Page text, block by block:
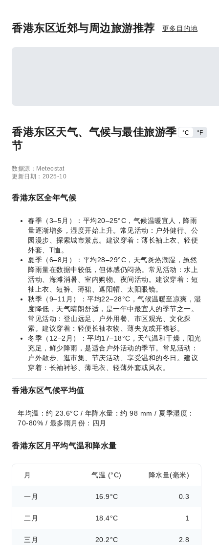
香港东区近郊与周边旅游推荐 更多目的地
香港东区天气、气候与最佳旅游季
节
°C °F
数据源：Meteostat
更新日期：2025-10
香港东区全年气候
春季（3–5月）：平均20–25°C，气候温暖宜人，降雨
量逐渐增多，湿度开始上升。常见活动：户外健行、公
园漫步、探索城市景点。建议穿着：薄长袖上衣、轻便
外套、T恤。
夏季（6–8月）：平均28–29°C，天气炎热潮湿，虽然
降雨量在数据中较低，但体感仍闷热。常见活动：水上
活动、海滩消暑、室内购物、夜间活动。建议穿着：短
袖上衣、短裤、薄裙、遮阳帽、太阳眼镜。
秋季（9–11月）：平均22–28°C，气候温暖至凉爽，湿
度降低，天气晴朗舒适，是一年中最宜人的季节之一。
常见活动：登山远足、户外用餐、市区观光、文化探
索。建议穿着：轻便长袖衣物、薄夹克或开襟衫。
冬季（12–2月）：平均17–18°C，天气温和干燥，阳光
充足，鲜少降雨，是适合户外活动的季节。常见活动：
户外散步、逛市集、节庆活动、享受温和的冬日。建议
穿着：长袖衬衫、薄毛衣、轻薄外套或风衣。
香港东区气候平均值
年均温：约 23.6°C / 年降水量：约 98 mm / 夏季湿度：
70-80% / 最多雨月份：四月
香港东区月平均气温和降水量
月 气温 (°C) 降水量(毫米)
一月 16.9°C 0.3
二月 18.4°C 1
三月 20.2°C 2.8